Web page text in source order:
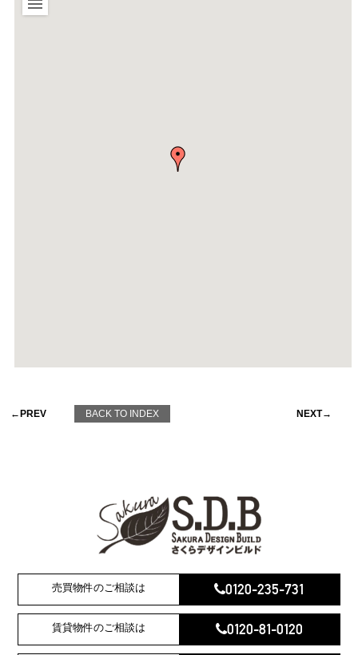
←PREV BACK TO INDEX NEXT→
売買物件のご相談は 0120-235-731
賃貸物件のご相談は 0120-81-0120